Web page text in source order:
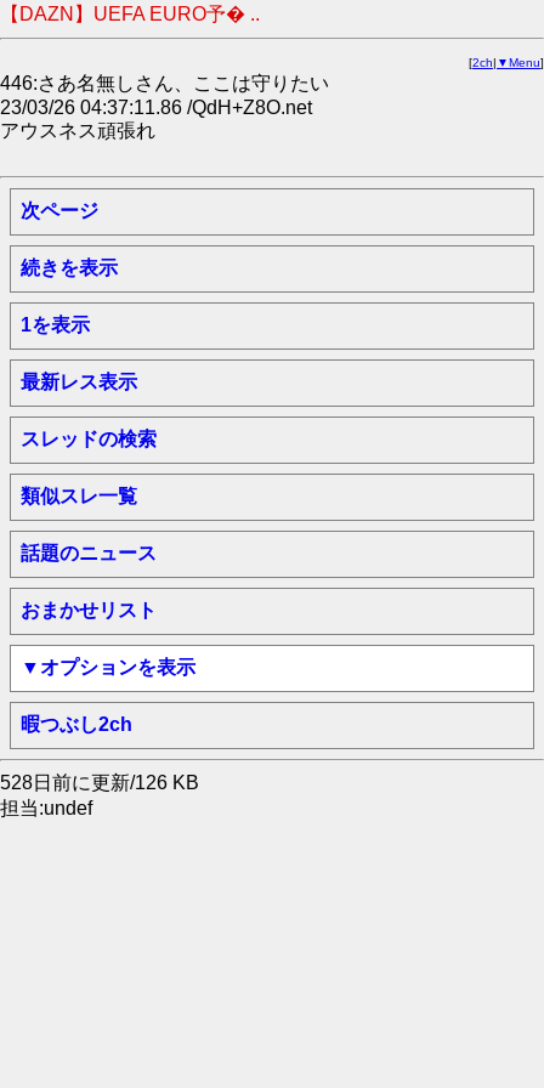
【DAZN】UEFA EURO予� ..
[2ch| ▼Menu]
446:さあ名無しさん、ここは守りたい
23/03/26 04:37:11.86 /QdH+Z8O.net
アウスネス頑張れ
次ページ
続きを表示
1を表示
最新レス表示
スレッドの検索
類似スレ一覧
話題のニュース
おまかせリスト
▼オプションを表示
暇つぶし2ch
528日前に更新/126 KB
担当:undef